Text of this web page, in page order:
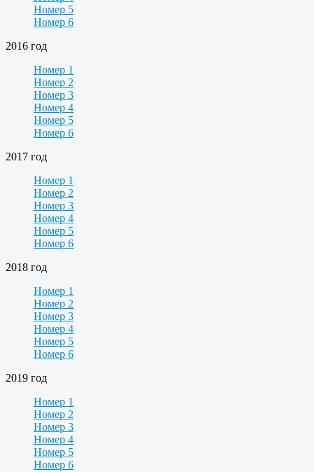
Номер 5
Номер 6
2016 год
Номер 1
Номер 2
Номер 3
Номер 4
Номер 5
Номер 6
2017 год
Номер 1
Номер 2
Номер 3
Номер 4
Номер 5
Номер 6
2018 год
Номер 1
Номер 2
Номер 3
Номер 4
Номер 5
Номер 6
2019 год
Номер 1
Номер 2
Номер 3
Номер 4
Номер 5
Номер 6